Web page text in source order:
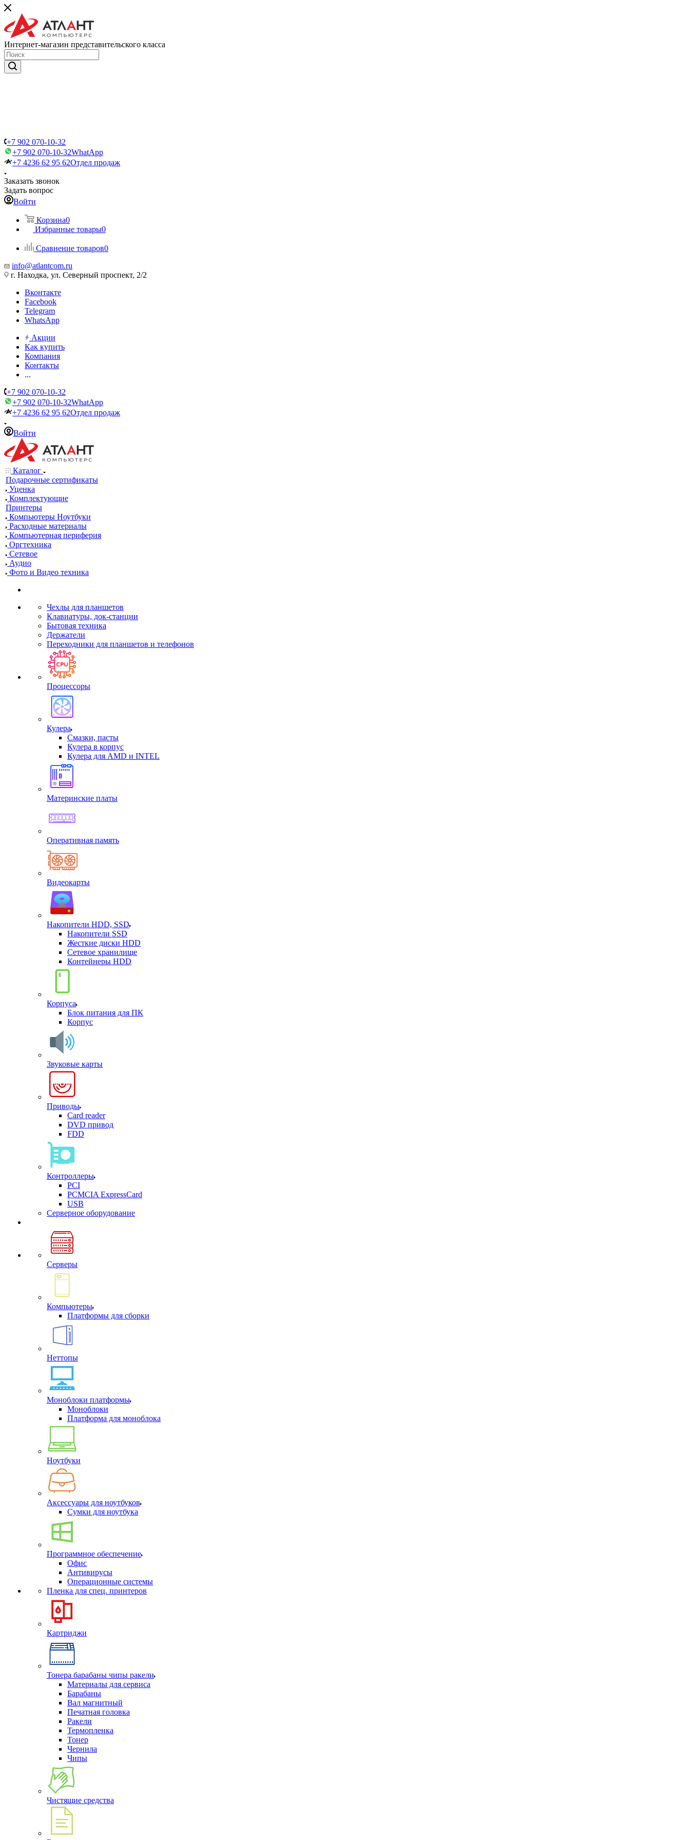
Интернет-магазин представительского класса
+7 902 070-10-32
+7 902 070-10-32WhatApp
+7 4236 62 95 62Отдел продаж
Заказать звонок
Задать вопрос
Войти
Корзина0
Избранные товары0
Сравнение товаров0
info@atlantcom.ru
г. Находка, ул. Северный проспект, 2/2
Вконтакте
Facebook
Telegram
WhatsApp
Акции
Как купить
Компания
Контакты
...
+7 902 070-10-32
+7 902 070-10-32WhatApp
+7 4236 62 95 62Отдел продаж
Войти
Каталог
Подарочные сертификаты
Уценка
Комплектующие
Принтеры
Компьютеры Ноутбуки
Расходные материалы
Компьютерная периферия
Оргтехника
Сетевое
Аудио
Фото и Видео техника
Чехлы для планшетов
Клавиатуры, док-станции
Бытовая техника
Держатели
Переходники для планшетов и телефонов
Процессоры
Кулера
Смазки, пасты
Кулера в корпус
Кулера для AMD и INTEL
Материнские платы
Оперативная память
Видеокарты
Накопители HDD, SSD
Накопители SSD
Жесткие диски HDD
Сетевое хранилище
Контейнеры HDD
Корпуса
Блок питания для ПК
Корпус
Звуковые карты
Приводы
Card reader
DVD привод
FDD
Контроллеры
PCI
PCMCIA ExpressCard
USB
Cерверное оборудование
Серверы
Компьютеры
Платформы для сборки
Неттопы
Моноблоки платформы
Моноблоки
Платформа для моноблока
Ноутбуки
Аксессуары для ноутбуков
Сумки для ноутбука
Программное обеспечение
Офис
Антивирусы
Операционные системы
Пленка для спец. принтеров
Картриджи
Тонера барабаны чипы ракели
Материалы для сервиса
Барабаны
Вал магнитный
Печатная головка
Ракели
Термопленка
Тонер
Чернила
Чипы
Чистящие средства